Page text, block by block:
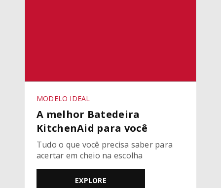
MODELO IDEAL
A melhor Batedeira
KitchenAid para você
Tudo o que você precisa saber para
acertar em cheio na escolha
EXPLORE